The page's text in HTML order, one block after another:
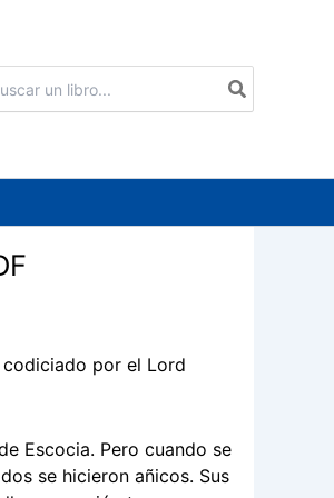
por el Lord
Escocia. Pero cuando se
se hicieron añicos. Sus